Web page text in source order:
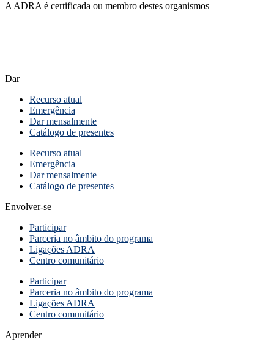
A ADRA é certificada ou membro destes organismos
Dar
Recurso atual
Emergência
Dar mensalmente
Catálogo de presentes
Recurso atual
Emergência
Dar mensalmente
Catálogo de presentes
Envolver-se
Participar
Parceria no âmbito do programa
Ligações ADRA
Centro comunitário
Participar
Parceria no âmbito do programa
Ligações ADRA
Centro comunitário
Aprender